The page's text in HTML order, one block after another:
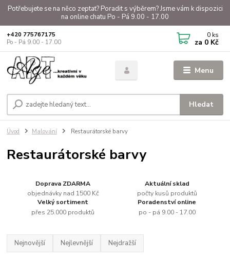
Potřebujete se na něco zeptat? Poradit s výběrem? Jsme vám k dispozici
na online chatu Po - Pá 9.00 - 17.00
Menu
Hledat
+420 775767175
Po - Pá 9.00 - 17.00
0 ks
za 0 Kč
Úvod Malování Restaurátorské barvy
Restaurátorské barvy
Doprava ZDARMA
objednávky nad 1500 Kč
Aktuální sklad
počty kusů produktů
Velký sortiment
přes 25.000 produktů
Poradenství online
po - pá 9.00 - 17.00
Nejnovější Nejlevnější Nejdražší